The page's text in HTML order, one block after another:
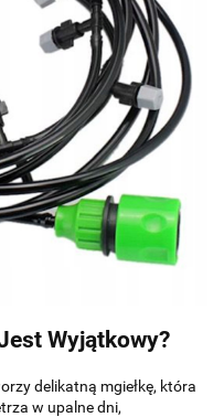
Wyjątkowy?
delikatną mgiełkę, która
w upalne dni,